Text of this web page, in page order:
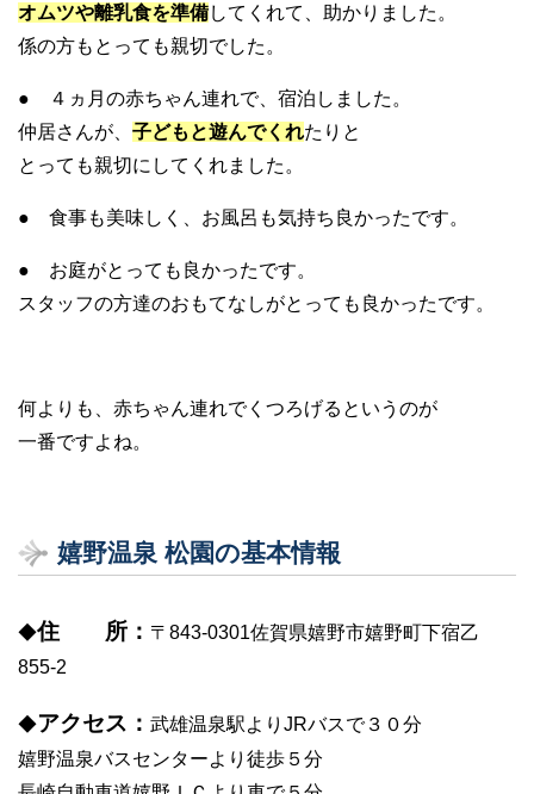
オムツや離乳食を準備してくれて、助かりました。
係の方もとっても親切でした。
● ４ヵ月の赤ちゃん連れで、宿泊しました。
仲居さんが、 子どもと遊んでくれたりと
とっても親切にしてくれました。
● 食事も美味しく、お風呂も気持ち良かったです。
● お庭がとっても良かったです。
スタッフの方達のおもてなしがとっても良かったです。
何よりも、赤ちゃん連れでくつろげるというのが
一番ですよね。
嬉野温泉 松園の基本情報
◆住 所： 〒843-0301佐賀県嬉野市嬉野町下宿乙
855-2
◆アクセス： 武雄温泉駅よりJRバスで３０分
嬉野温泉バスセンターより徒歩５分